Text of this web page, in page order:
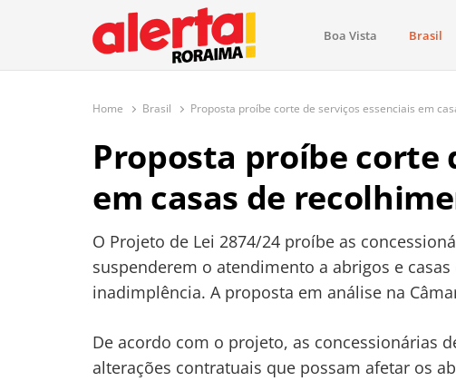
O maior portal de notícias de Roraima
O Alerta Roraima é seu portal de notícias completo sobre política,
Boa Vista Brasil
Home Brasil Proposta proíbe corte de serviços essenciais em
Proposta proíbe corte
em casas de
O Projeto de Lei 2874/24 proíbe as
suspenderem o atendimento a abrigos e
inadimplência. A proposta em análise na
De acordo com o projeto, as concessionárias
alterações contratuais que possam afetar os